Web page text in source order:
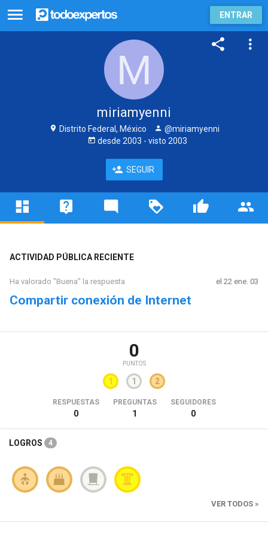
ENTRAR
miriamyenni
Distrito Federal, México
@miriamyenni
desde 2003 - visto 2003
SEGUIR
ACTIVIDAD PÚBLICA RECIENTE
Ha valorado "Buena" la respuesta el 22 ene. 03
Compartir conexión de Internet
0
PUNTOS
1 1 2
RESPUESTAS
0
PREGUNTAS
1
SEGUIDORES
0
LOGROS 4
VER TODOS »